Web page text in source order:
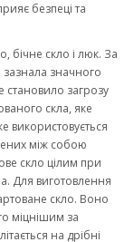
безпеці та
бічне скло і люк. За
зазнала значного
становило загрозу
скла, яке
використовується
між собою
скло цілим при
Для виготовлення
скло. Воно
міцнішим за
на дрібні